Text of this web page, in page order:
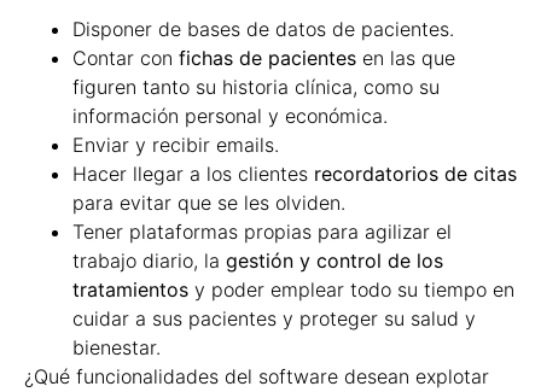
Disponer de bases de datos de pacientes.
Contar con fichas de pacientes en las que
figuren tanto su historia clínica, como su
información personal y económica.
Enviar y recibir emails.
Hacer llegar a los clientes recordatorios de citas
para evitar que se les olviden.
Tener plataformas propias para agilizar el
trabajo diario, la gestión y control de los
tratamientos y poder emplear todo su tiempo en
cuidar a sus pacientes y proteger su salud y
bienestar.
¿Qué funcionalidades del software desean explotar